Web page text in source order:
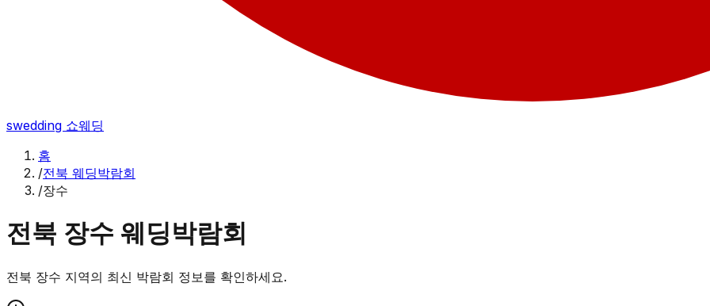
swedding 쇼웨딩
홈
/전북 웨딩박람회
/장수
전북 장수 웨딩박람회
전북 장수 지역의 최신 박람회 정보를 확인하세요.